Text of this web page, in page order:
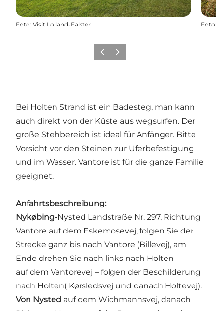
Foto: Visit Lolland-Falster Foto:
ZurückWeiter
Bei Holten Strand ist ein Badesteg, man kann
auch direkt von der Küste aus wegsurfen. Der
große Stehbereich ist ideal für Anfänger. Bitte
Vorsicht vor den Steinen zur Uferbefestigung
und im Wasser. Vantore ist für die ganze Familie
geeignet.
Anfahrtsbeschreibung:
Nykøbing-Nysted Landstraße Nr. 297, Richtung
Vantore auf dem Eskemosevej, folgen Sie der
Strecke ganz bis nach Vantore (Billevej), am
Ende drehen Sie nach links nach Holten
auf dem Vantorevej – folgen der Beschilderung
nach Holten( Kørsledsvej und danach Holtevej).
Von Nysted auf dem Wichmannsvej, danach